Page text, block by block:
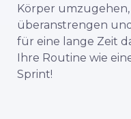
Körper
überanstrengen
für eine lange Zeit
Ihre Routine wie
Sprint!